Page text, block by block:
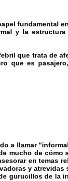
fundamental
y la estructura
que trata de
que es
a llamar
mucho de cómo
en temas
y atrevidas
gurucillos de la